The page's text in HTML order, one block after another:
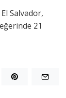
Salvador,
21